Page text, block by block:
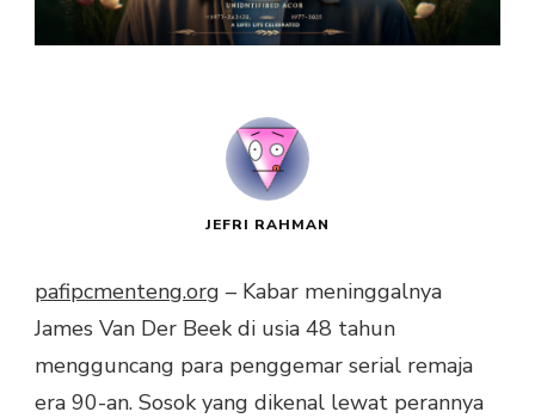
JEFRI RAHMAN
pafipcmenteng.org – Kabar meninggalnya
James Van Der Beek di usia 48 tahun
mengguncang para penggemar serial remaja
era 90-an. Sosok yang dikenal lewat perannya